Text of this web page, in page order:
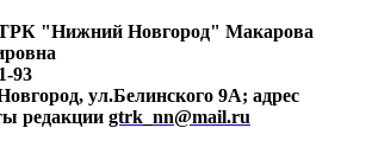
"Нижний Новгород" Макарова
93
ул.Белинского 9А; адрес
редакции gtrk_nn@mail.ru